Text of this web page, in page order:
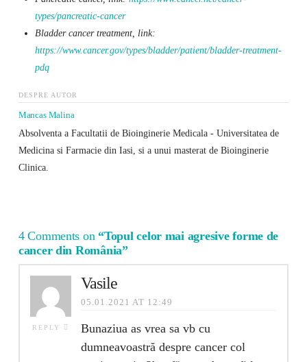
types/pancreatic-cancer
Bladder cancer treatment, link:
https://www.cancer.gov/types/bladder/patient/bladder-treatment-
pdq
DESPRE AUTOR
Mancas Malina
Absolventa a Facultatii de Bioinginerie Medicala - Universitatea de
Medicina si Farmacie din Iasi, si a unui masterat de Bioinginerie
Clinica.
4 Comments on “Topul celor mai agresive forme de
cancer din România”
REPLY
Vasile
05.01.2021 AT 12:49
Bunaziua as vrea sa vb cu
dumneavoastră despre cancer col